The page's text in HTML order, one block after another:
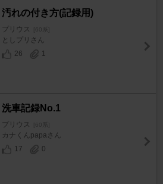
汚れの付き方(記録用)
プリウス [60系]
としプリさん
26
1
洗車記録No.1
プリウス [60系]
カナくんpapaさん
17
0